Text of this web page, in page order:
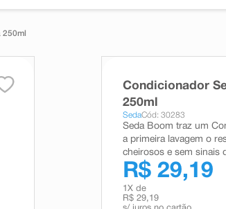
Condicionador
250ml
SedaCód: 30283
Seda Boom traz um
a primeira lavagem o
cheirosos e sem sinais
R$ 29,19
1 X de
R$ 29,19